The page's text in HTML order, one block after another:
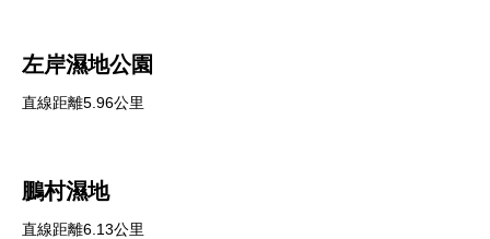
左岸濕地公園
直線距離5.96公里
鵬村濕地
直線距離6.13公里